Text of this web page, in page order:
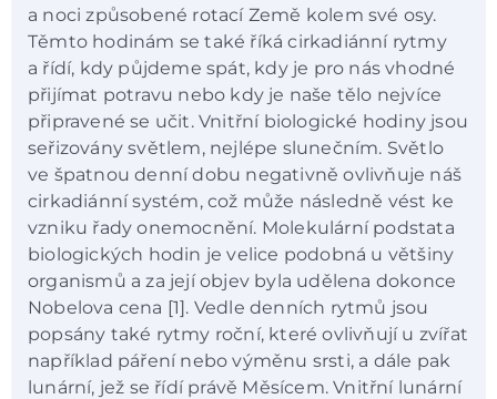
a noci způsobené rotací Země kolem své osy.
Těmto hodinám se také říká cirkadiánní rytmy
a řídí, kdy půjdeme spát, kdy je pro nás vhodné
přijímat potravu nebo kdy je naše tělo nejvíce
připravené se učit. Vnitřní biologické hodiny jsou
seřizovány světlem, nejlépe slunečním. Světlo
ve špatnou denní dobu negativně ovlivňuje náš
cirkadiánní systém, což může následně vést ke
vzniku řady onemocnění. Molekulární podstata
biologických hodin je velice podobná u většiny
organismů a za její objev byla udělena dokonce
Nobelova cena [1]. Vedle denních rytmů jsou
popsány také rytmy roční, které ovlivňují u zvířat
například páření nebo výměnu srsti, a dále pak
lunární, jež se řídí právě Měsícem. Vnitřní lunární